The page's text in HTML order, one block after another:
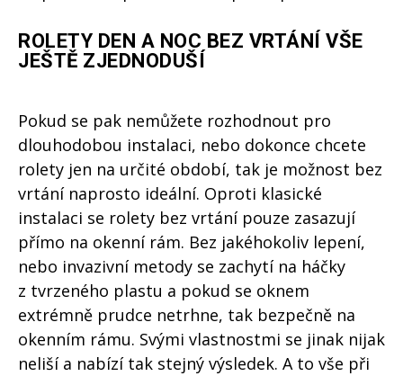
ROLETY DEN A NOC BEZ VRTÁNÍ VŠE
JEŠTĚ ZJEDNODUŠÍ
Pokud se pak nemůžete rozhodnout pro
dlouhodobou instalaci, nebo dokonce chcete
rolety jen na určité období, tak je možnost bez
vrtání naprosto ideální. Oproti klasické
instalaci se rolety bez vrtání pouze zasazují
přímo na okenní rám. Bez jakéhokoliv lepení,
nebo invazivní metody se zachytí na háčky
z tvrzeného plastu a pokud se oknem
extrémně prudce netrhne, tak bezpečně na
okenním rámu. Svými vlastnostmi se jinak nijak
neliší a nabízí tak stejný výsledek. A to vše při